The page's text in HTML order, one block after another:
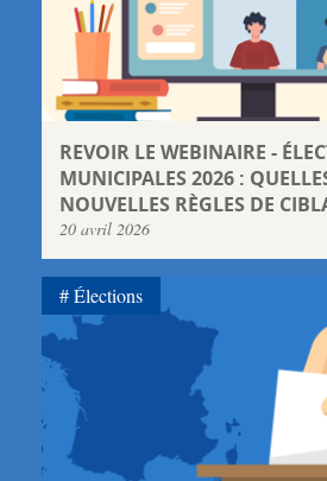
REVOIR LE WEBINAIRE -
MUNICIPALES 2026 :
NOUVELLES RÈGLES DE
20 avril 2026
Élections